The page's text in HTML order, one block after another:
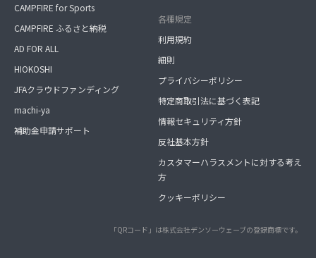
CAMPFIRE for Sports
CAMPFIRE ふるさと納税
AD FOR ALL
HIOKOSHI
JFAクラウドファンディング
machi-ya
補助金申請サポート
各種規定
利用規約
細則
プライバシーポリシー
特定商取引法に基づく表記
情報セキュリティ方針
反社基本方針
カスタマーハラスメントに対する考え
方
クッキーポリシー
「QRコード」は株式会社デンソーウェーブの登録商標です。